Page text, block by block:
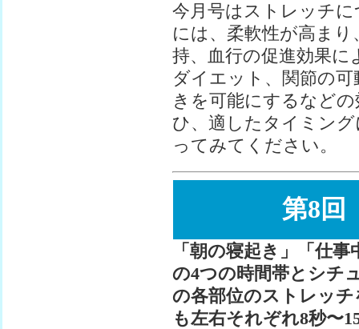
今月号はストレッチ
には、柔軟性が高ま
持、血行の促進効果に
ダイエット、関節の
きを可能にするなど
ひ、適したタイミン
ってみてください。
第8
「朝の寝起き」「仕
の4つの時間帯とシチ
の各部位のストレッ
も左右それぞれ8秒〜